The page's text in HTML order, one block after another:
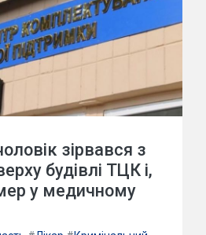
зірвався з
будівлі ТЦК і,
у медичному